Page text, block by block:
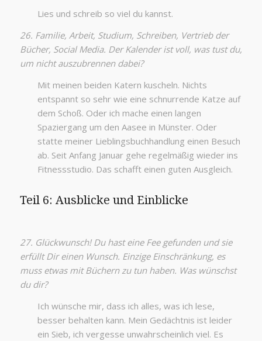
Lies und schreib so viel du kannst.
26. Familie, Arbeit, Studium, Schreiben, Vertrieb der
Bücher, Social Media. Der Kalender ist voll, was tust du,
um nicht auszubrennen dabei?
Mit meinen beiden Katern kuscheln. Nichts
entspannt so sehr wie eine schnurrende Katze auf
dem Schoß. Oder ich mache einen langen
Spaziergang um den Aasee in Münster. Oder
statte meiner Lieblingsbuchhandlung einen Besuch
ab. Seit Anfang Januar gehe regelmäßig wieder ins
Fitnessstudio. Das schafft einen guten Ausgleich.
Teil 6: Ausblicke und Einblicke
27. Glückwunsch! Du hast eine Fee gefunden und sie
erfüllt Dir einen Wunsch. Einzige Einschränkung, es
muss etwas mit Büchern zu tun haben. Was wünschst
du dir?
Ich wünsche mir, dass ich alles, was ich lese,
besser behalten kann. Mein Gedächtnis ist leider
ein Sieb, ich vergesse unwahrscheinlich viel. Es